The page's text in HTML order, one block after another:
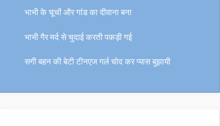
भाभी के चूचों और गांड का दीवाना बना
भाभी गैर मर्द से चुदाई करती पकड़ी गई
सगी बहन की बेटी टीनएज गर्ल चोद कर प्यास बुझायी